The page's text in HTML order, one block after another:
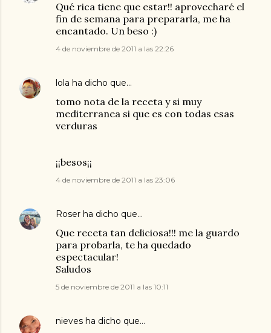
Qué rica tiene que estar!! aprovecharé el
fin de semana para prepararla, me ha
encantado. Un beso :)
4 de noviembre de 2011 a las 22:26
lola ha dicho que…
tomo nota de la receta y si muy
mediterranea si que es con todas esas
verduras
¡¡besos¡¡
4 de noviembre de 2011 a las 23:06
Roser ha dicho que…
Que receta tan deliciosa!!! me la guardo
para probarla, te ha quedado
espectacular!
Saludos
5 de noviembre de 2011 a las 10:11
nieves ha dicho que…